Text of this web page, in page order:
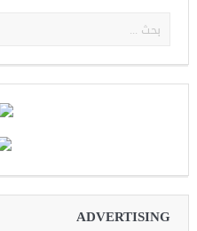
ADVERTISING